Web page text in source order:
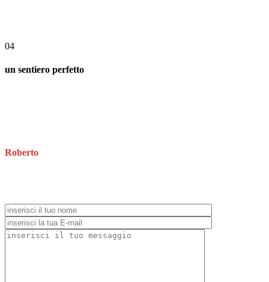
04
un sentiero perfetto
Roberto